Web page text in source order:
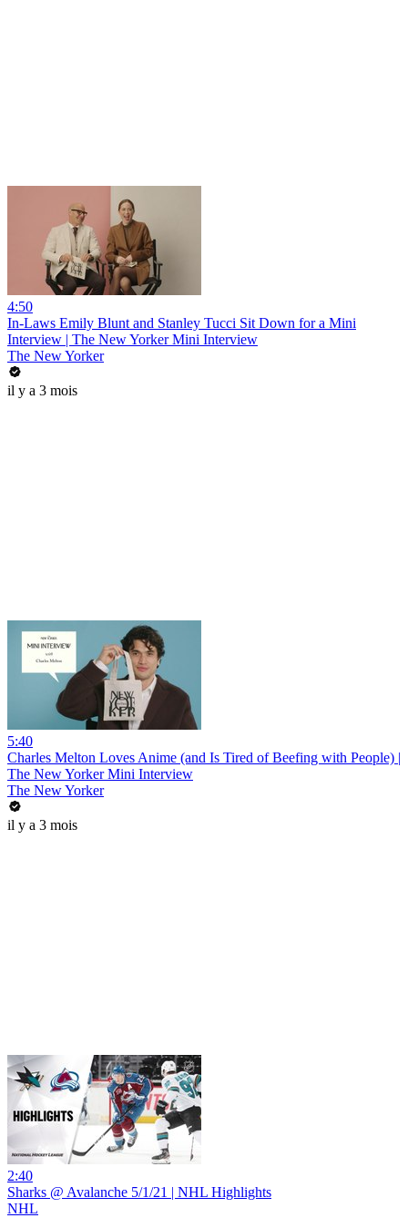
4:50
In-Laws Emily Blunt and Stanley Tucci Sit Down for a Mini
Interview | The New Yorker Mini Interview
The New Yorker
il y a 3 mois
5:40
Charles Melton Loves Anime (and Is Tired of Beefing with People) |
The New Yorker Mini Interview
The New Yorker
il y a 3 mois
2:40
Sharks @ Avalanche 5/1/21 | NHL Highlights
NHL